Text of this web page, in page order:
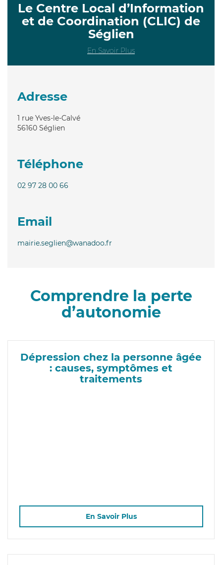
Le Centre Local d’Information
et de Coordination (CLIC) de
Séglien
En Savoir Plus
Adresse
1 rue Yves-le-Calvé
56160 Séglien
Téléphone
02 97 28 00 66
Email
mairie.seglien@wanadoo.fr
Comprendre la perte
d’autonomie
Dépression chez la personne âgée
: causes, symptômes et
traitements
En Savoir Plus